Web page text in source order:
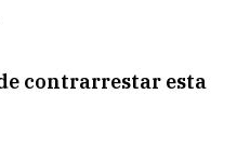
contrarrestar esta